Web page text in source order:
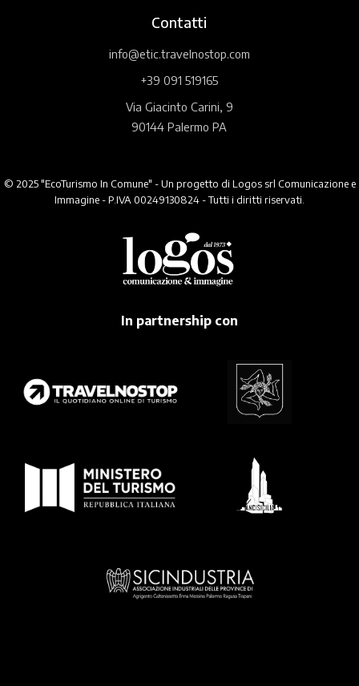
Contatti
info@etic.travelnostop.com
+39 091 519165
Via Giacinto Carini, 9
90144 Palermo PA
© 2025 "EcoTurismo In Comune" - Un progetto di Logos srl Comunicazione e
Immagine - P.IVA 00249130824 - Tutti i diritti riservati.
In partnership con